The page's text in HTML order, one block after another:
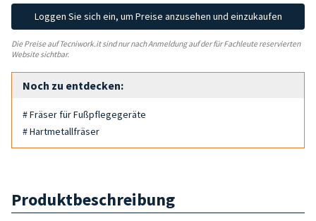
Loggen Sie sich ein, um Preise anzusehen und einzukaufen
Die Preise auf Tecniwork.it sind nur nach Anmeldung auf der für Fachleute reservierten
Website sichtbar.
Noch zu entdecken:
# Fräser für Fußpflegegeräte
# Hartmetallfräser
Produktbeschreibung